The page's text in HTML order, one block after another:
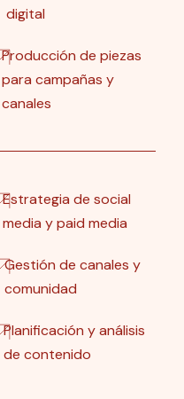
digital
Producción de piezas
para campañas y
canales
Estrategia de social
media y paid media
Gestión de canales y
comunidad
Planificación y análisis
de contenido